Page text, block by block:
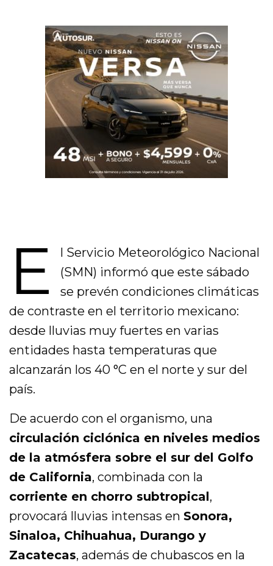
E
l Servicio Meteorológico Nacional
(SMN) informó que este sábado
se prevén condiciones climáticas
de contraste en el territorio mexicano:
desde lluvias muy fuertes en varias
entidades hasta temperaturas que
alcanzarán los 40 °C en el norte y sur del
país.
De acuerdo con el organismo, una
circulación ciclónica en niveles medios
de la atmósfera sobre el sur del Golfo
de California, combinada con la
corriente en chorro subtropical,
provocará lluvias intensas enSonora,
Sinaloa, Chihuahua, Durango y
Zacatecas, además de chubascos en la